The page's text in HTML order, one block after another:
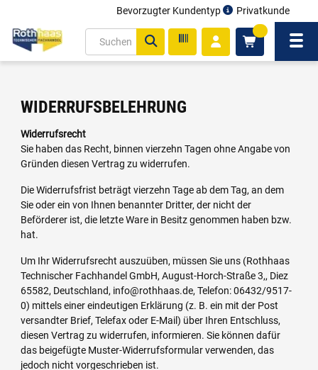
Bevorzugter Kundentyp Privatkunde
WIDERRUFSBELEHRUNG
Widerrufsrecht
Sie haben das Recht, binnen vierzehn Tagen ohne Angabe von
Gründen diesen Vertrag zu widerrufen.
Die Widerrufsfrist beträgt vierzehn Tage ab dem Tag, an dem
Sie oder ein von Ihnen benannter Dritter, der nicht der
Beförderer ist, die letzte Ware in Besitz genommen haben bzw.
hat.
Um Ihr Widerrufsrecht auszuüben, müssen Sie uns (Rothhaas
Technischer Fachhandel GmbH, August-Horch-Straße 3,, Diez
65582, Deutschland, info@rothhaas.de, Telefon: 06432/9517-
0) mittels einer eindeutigen Erklärung (z. B. ein mit der Post
versandter Brief, Telefax oder E-Mail) über Ihren Entschluss,
diesen Vertrag zu widerrufen, informieren. Sie können dafür
das beigefügte Muster-Widerrufsformular verwenden, das
jedoch nicht vorgeschrieben ist.